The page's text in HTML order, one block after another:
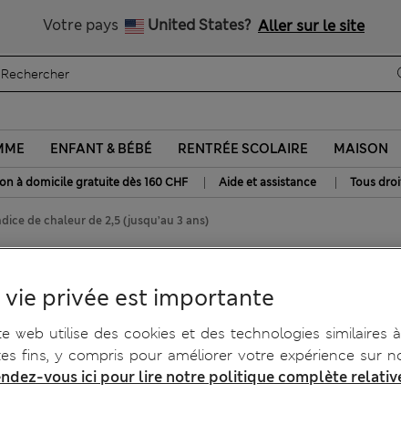
Votre pays United States? Aller sur le site
ENFANT & BÉBÉ RENTRÉE SCOLAIRE MAISON
à domicile gratuite dès 160 CHF | Aide et assistance | Tous
de chaleur de 2,5 (jusqu’au 3 ans)
indice de chaleur de 2,5
vie privée est importante
web utilise des cookies et des technologies similaires à
fins, y compris pour améliorer votre expérience sur
vous ici pour lire notre politique complète